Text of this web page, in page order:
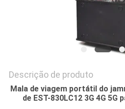
Descrição de produto
Mala de viagem portátil do
de EST-830LC12 3G 4G